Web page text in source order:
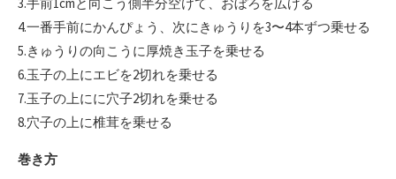
3.手前1cmと向こう側半分空けて、おぼろを広げる
4.一番手前にかんぴょう、次にきゅうりを3〜4本ずつ乗せる
5.きゅうりの向こうに厚焼き玉子を乗せる
6.玉子の上にエビを2切れを乗せる
7.玉子の上にに穴子2切れを乗せる
8.穴子の上に椎茸を乗せる
巻き方